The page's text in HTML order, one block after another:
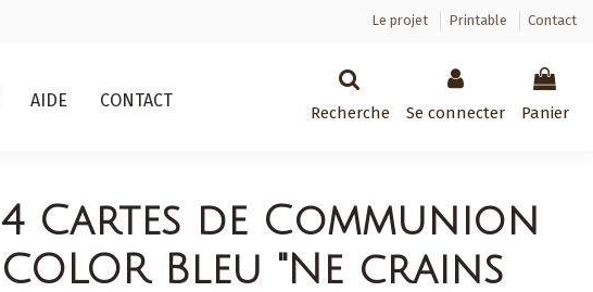
Le projet Printable Contact
AIDE CONTACT
Recherche Se connecter Panier
4 Cartes de Communion
COLOR Bleu "Ne crains